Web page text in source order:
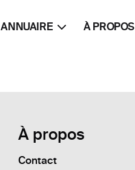
ANNUAIRE À PROPOS
À propos
Contact